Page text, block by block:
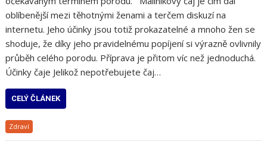
oblíbenější mezi těhotnými ženami a terčem diskuzí na
internetu. Jeho účinky jsou totiž prokazatelné a mnoho žen se
shoduje, že díky jeho pravidelnému popíjení si výrazně ovlivnily
průběh celého porodu. Příprava je přitom víc než jednoduchá.
Účinky čaje Jelikož nepotřebujete čaj…
CELÝ ČLÁNEK
Zdraví